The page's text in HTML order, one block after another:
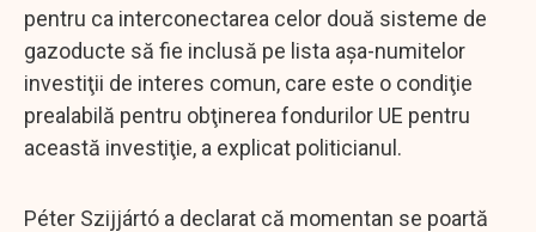
pentru ca interconectarea celor două sisteme de
gazoducte să fie inclusă pe lista aşa-numitelor
investiţii de interes comun, care este o condiţie
prealabilă pentru obţinerea fondurilor UE pentru
această investiţie, a explicat politicianul.
Péter Szijjártó a declarat că momentan se poartă